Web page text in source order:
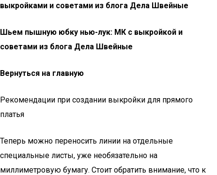
выкройками и советами из блога Дела Швейные
Шьем пышную юбку нью-лук: МК с выкройкой и
советами из блога Дела Швейные
Вернуться на главную
Рекомендации при создании выкройки для прямого
платья
Теперь можно переносить линии на отдельные
специальные листы, уже необязательно на
миллиметровую бумагу. Стоит обратить внимание, что к